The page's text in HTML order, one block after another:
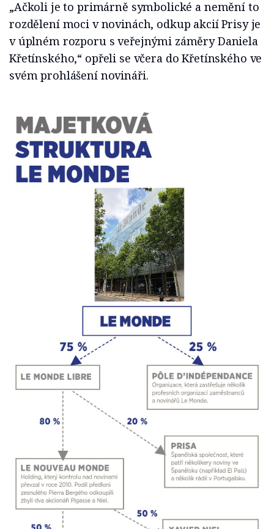
„Ačkoli je to primárně symbolické a nemění to
rozdělení moci v novinách, odkup akcií Prisy je
v úplném rozporu s veřejnými záměry Daniela
Křetínského,“ opřeli se včera do Křetínského ve
svém prohlášení novináři.